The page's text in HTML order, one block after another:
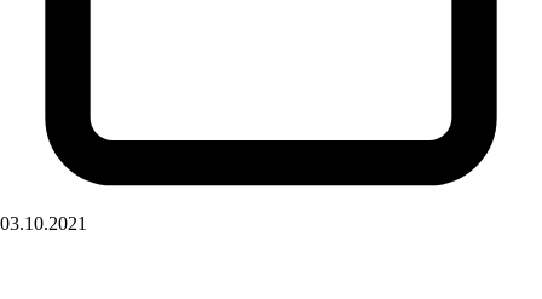
03.10.2021